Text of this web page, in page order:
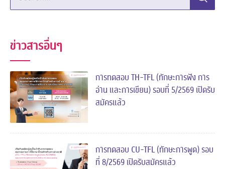
ข่าวสารอื่นๆ
การทดสอบ TH-TFL (ทักษะการฟัง การ
อ่าน และการเขียน) รอบที่ 5/2569 เปิดรับ
สมัครแล้ว
การทดสอบ CU-TFL (ทักษะการพูด) รอบ
ที่ 8/2569 เปิดรับสมัครแล้ว